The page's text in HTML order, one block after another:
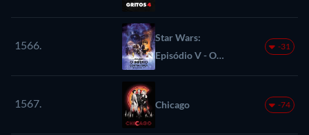
1566.
Star Wars:
Episódio V - O
Império Contra-
-31
1567. Chicago -74